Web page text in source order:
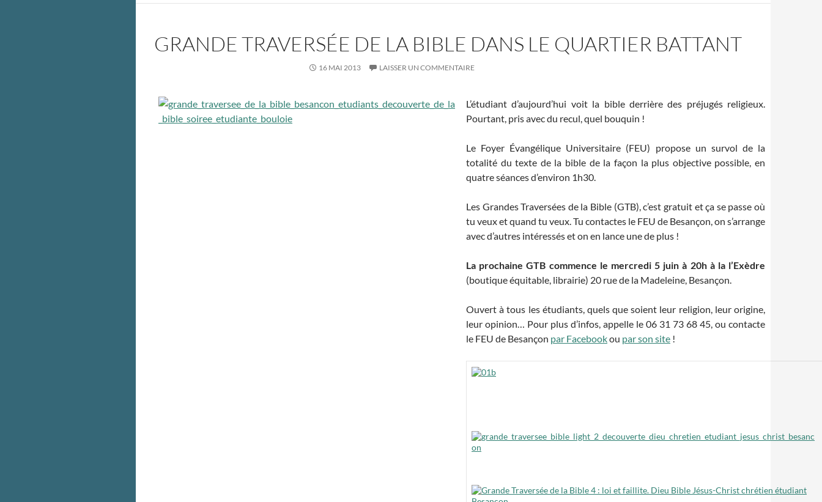
GRANDE TRAVERSÉE DE LA BIBLE DANS LE QUARTIER BATTANT
16 MAI 2013 LAISSER UN COMMENTAIRE
L’étudiant d’aujourd’hui voit la bible derrière des préjugés religieux.
Pourtant, pris avec du recul, quel bouquin !
Le Foyer Évangélique Universitaire (FEU) propose un survol de la
totalité du texte de la bible de la façon la plus objective possible, en
quatre séances d’environ 1h30.
Les Grandes Traversées de la Bible (GTB), c’est gratuit et ça se passe où
tu veux et quand tu veux. Tu contactes le FEU de Besançon, on s’arrange
avec d’autres intéressés et on en lance une de plus !
La prochaine GTB commence le mercredi 5 juin à 20h à la l’Exèdre
(boutique équitable, librairie) 20 rue de la Madeleine, Besançon.
Ouvert à tous les étudiants, quels que soient leur religion, leur origine,
leur opinion… Pour plus d’infos, appelle le 06 31 73 68 45, ou contacte
le FEU de Besançon par Facebookou par son site !